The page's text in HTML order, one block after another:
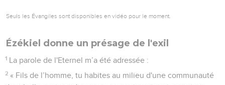
Seuls les Évangiles sont disponibles en vidéo pour le moment.
Ézékiel donne un présage de l'exil
1 La parole de l'Eternel m’a été adressée :
2 « Fils de l’homme, tu habites au milieu d'une communauté